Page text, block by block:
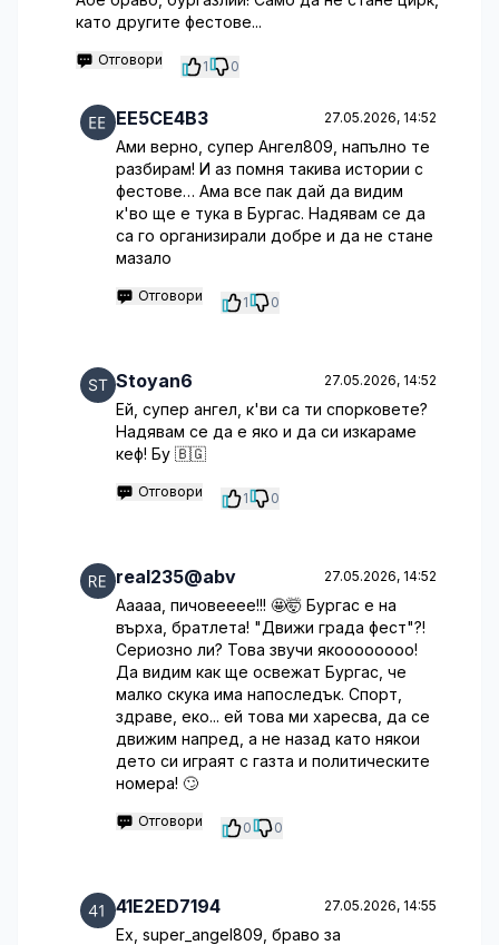
като другите фестове...
Отговори 1 0
EE5CE4B3 27.05.2026, 14:52
Ами верно, супер Ангел809, напълно те
разбирам! И аз помня такива истории с
фестове… Ама все пак дай да видим
к'во ще е тука в Бургас. Надявам се да
са го организирали добре и да не стане
мазало
Отговори 1 0
Stoyan6 27.05.2026, 14:52
Ей, супер ангел, к'ви са ти спорковете?
Надявам се да е яко и да си изкараме
кеф! Бу 🇧🇬
Отговори 1 0
real235@abv 27.05.2026, 14:52
Ааааа, пичовееее!!! 🤩🤯 Бургас е на
върха, братлета! "Движи града фест"?!
Сериозно ли? Това звучи якоооооооо!
Да видим как ще освежат Бургас, че
малко скука има напоследък. Спорт,
здраве, еко... ей това ми харесва, да се
движим напред, а не назад като някои
дето си играят с газта и политическите
номера! 🙄
Отговори 0 0
41E2ED7194 27.05.2026, 14:55
Ех, super_angel809, браво за